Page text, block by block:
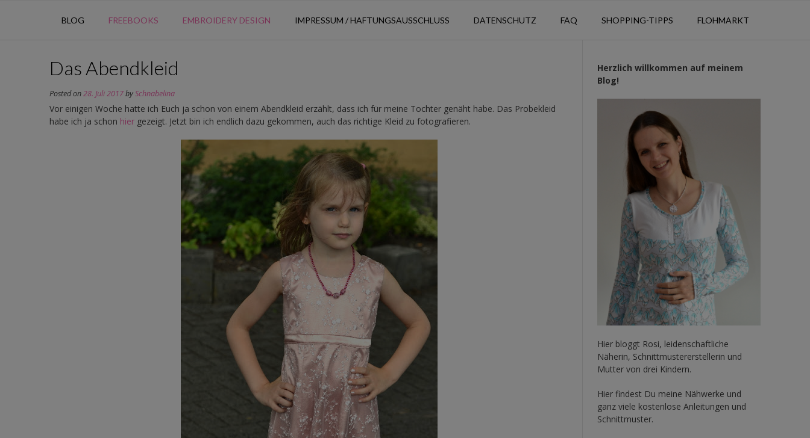
BLOG FREEBOOKS EMBROIDERY DESIGN IMPRESSUM / HAFTUNGSAUSSCHLUSS DATENSCHUTZ FAQ SHOPPING-TIPPS FLOHMARKT
Das Abendkleid
Posted on28. Juli 2017bySchnabelina
Vor einigen Woche hatte ich Euch ja schon von einem Abendkleid erzählt, dass ich für meine Tochter genäht habe. Das Probekleid
habe ich ja schon hier gezeigt. Jetzt bin ich endlich dazu gekommen, auch das richtige Kleid zu fotografieren.
Herzlich willkommen auf meinem
Blog!
Hier bloggt Rosi, leidenschaftliche
Näherin, Schnittmustererstellerin und
Mutter von drei Kindern.
Hier findest Du meine Nähwerke und
ganz viele kostenlose Anleitungen und
Schnittmuster.